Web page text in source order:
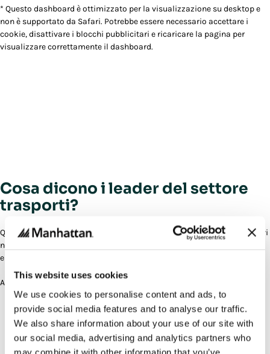
This website uses cookies
We use cookies to personalise content and ads, to
provide social media features and to analyse our traffic.
We also share information about your use of our site with
our social media, advertising and analytics partners who
may combine it with other information that you’ve
* Questo dashboard è ottimizzato per la visualizzazione su desktop e
non è supportato da Safari. Potrebbe essere necessario accettare i
cookie, disattivare i blocchi pubblicitari e ricaricare la pagina per
visualizzare correttamente il dashboard.
Cosa dicono i leader del settore
trasporti?
Questo report raccoglie le opinioni di 1.450 decision-maker senior attivi
nelle supply chain globali, rivelando come vedono evolvere il trasporto
e dove stanno emergendo le maggiori pressioni.
All’interno troverai dati su:
Le principali sfide che i leader del trasporto si aspettano di
affrontare entro il 2030
Le lacune in termini di integrazione, visibilità e previsione
identificate dagli intervistati